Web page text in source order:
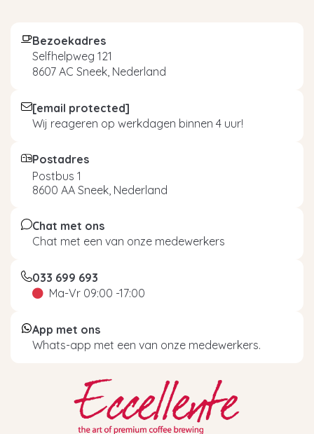
Bezoekadres
Selfhelpweg 121
8607 AC Sneek, Nederland
[email protected]
Wij reageren op werkdagen binnen 4 uur!
Postadres
Postbus 1
8600 AA Sneek, Nederland
Chat met ons
Chat met een van onze medewerkers
033 699 693
Ma-Vr 09:00 -17:00
App met ons
Whats-app met een van onze medewerkers.